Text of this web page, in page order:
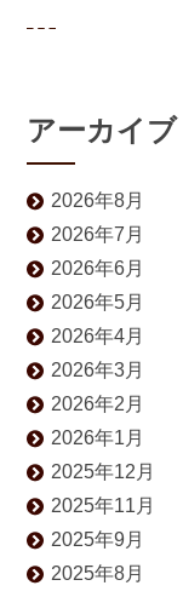
アーカイブ
2026年8月
2026年7月
2026年6月
2026年5月
2026年4月
2026年3月
2026年2月
2026年1月
2025年12月
2025年11月
2025年9月
2025年8月